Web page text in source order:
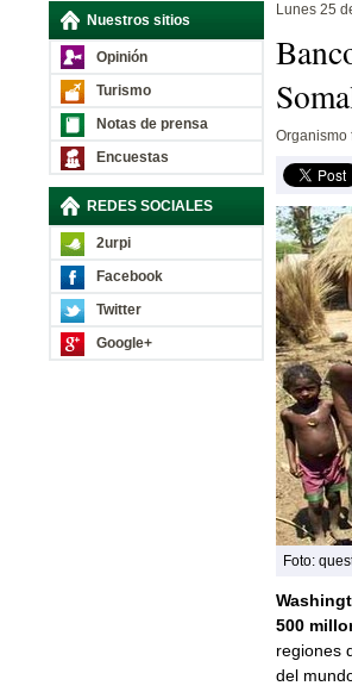
Nuestros sitios
Opinión
Turismo
Notas de prensa
Encuestas
REDES SOCIALES
2urpi
Facebook
Twitter
Google+
Lunes 25
Organismo
Foto:
500
regiones
del